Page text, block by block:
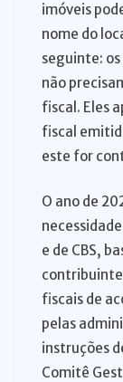
imóveis
nome do
seguinte:
não
fiscal. Eles
fiscal
este for
O ano de
e de CBS,
fiscais de
pelas
instruções
Comitê